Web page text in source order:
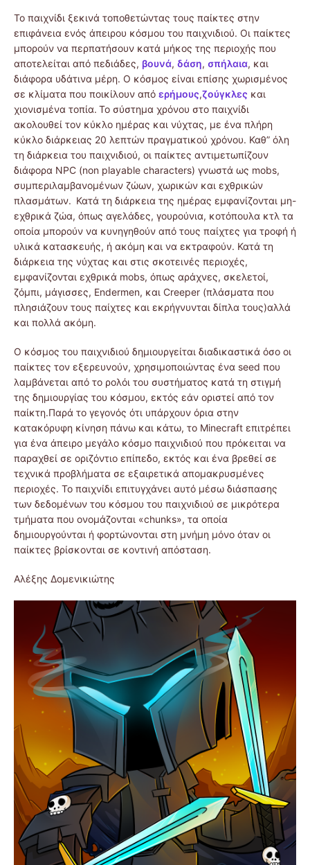
Το παιχνίδι ξεκινά τοποθετώντας τους παίκτες στην
επιφάνεια ενός άπειρου κόσμου του παιχνιδιού. Οι παίκτες
μπορούν να περπατήσουν κατά μήκος της περιοχής που
αποτελείται από πεδιάδες, βουνά, δάση, σπήλαια, και
διάφορα υδάτινα μέρη. Ο κόσμος είναι επίσης χωρισμένος
σε κλίματα που ποικίλουν από ερήμους,ζούγκλες και
χιονισμένα τοπία. Το σύστημα χρόνου στο παιχνίδι
ακολουθεί τον κύκλο ημέρας και νύχτας, με ένα πλήρη
κύκλο διάρκειας 20 λεπτών πραγματικού χρόνου. Καθ” όλη
τη διάρκεια του παιχνιδιού, οι παίκτες αντιμετωπίζουν
διάφορα NPC (non playable characters) γνωστά ως mobs,
συμπεριλαμβανομένων ζώων, χωρικών και εχθρικών
πλασμάτων. Κατά τη διάρκεια της ημέρας εμφανίζονται μη-
εχθρικά ζώα, όπως αγελάδες, γουρούνια, κοτόπουλα κτλ τα
οποία μπορούν να κυνηγηθούν από τους παίχτες για τροφή ή
υλικά κατασκευής, ή ακόμη και να εκτραφούν. Κατά τη
διάρκεια της νύχτας και στις σκοτεινές περιοχές,
εμφανίζονται εχθρικά mobs, όπως αράχνες, σκελετοί,
ζόμπι, μάγισσες, Endermen, και Creeper (πλάσματα που
πλησιάζουν τους παίχτες και εκρήγνυνται δίπλα τους)αλλά
και πολλά ακόμη.
Ο κόσμος του παιχνιδιού δημιουργείται διαδικαστικά όσο οι
παίκτες τον εξερευνούν, χρησιμοποιώντας ένα seed που
λαμβάνεται από το ρολόι του συστήματος κατά τη στιγμή
της δημιουργίας του κόσμου, εκτός εάν οριστεί από τον
παίκτη.Παρά το γεγονός ότι υπάρχουν όρια στην
κατακόρυφη κίνηση πάνω και κάτω, το Minecraft επιτρέπει
για ένα άπειρο μεγάλο κόσμο παιχνιδιού που πρόκειται να
παραχθεί σε οριζόντιο επίπεδο, εκτός και ένα βρεθεί σε
τεχνικά προβλήματα σε εξαιρετικά απομακρυσμένες
περιοχές. Το παιχνίδι επιτυγχάνει αυτό μέσω διάσπασης
των δεδομένων του κόσμου του παιχνιδιού σε μικρότερα
τμήματα που ονομάζονται «chunks», τα οποία
δημιουργούνται ή φορτώνονται στη μνήμη μόνο όταν οι
παίκτες βρίσκονται σε κοντινή απόσταση.
Αλέξης Δομενικιώτης